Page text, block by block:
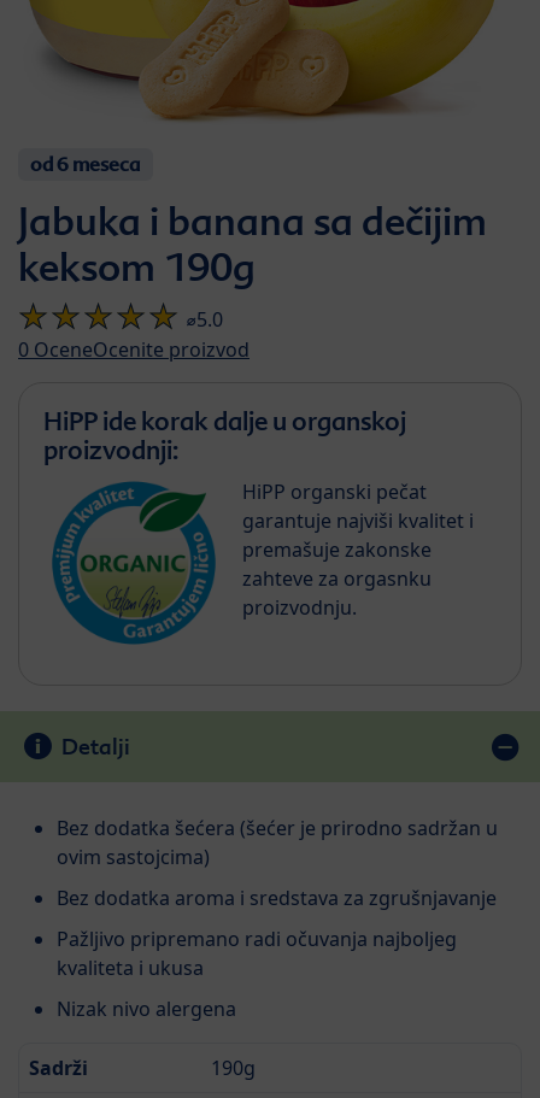
od 6 meseca
Jabuka i banana sa dečijim
keksom 190g
⌀5.0
0 OceneOcenite proizvod
HiPP ide korak dalje u organskoj
proizvodnji:
HiPP organski pečat
garantuje najviši kvalitet i
premašuje zakonske
zahteve za orgasnku
proizvodnju.
Detalji
Bez dodatka šećera (šećer je prirodno sadržan u
ovim sastojcima)
Bez dodatka aroma i sredstava za zgrušnjavanje
Pažljivo pripremano radi očuvanja najboljeg
kvaliteta i ukusa
Nizak nivo alergena
Sadrži
190g